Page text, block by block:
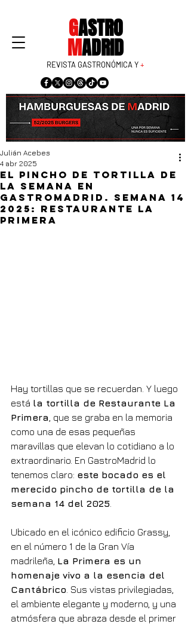
GASTRO
MADRID
REVISTA GASTRONÓMICA Y+
El pincho de tortilla de
la semana en
GastroMadrid. Semana 14
2025: Restaurante La
Primera
Julián Acebes
4 abr 2025
Hay tortillas que se recuerdan. Y luego
está la tortilla de Restaurante La
Primera , que se graba en la memoria
como una de esas pequeñas
maravillas que elevan lo cotidiano a lo
extraordinario. En GastroMadrid lo
tenemos claro: este bocado es el
merecido pincho de tortilla de la
semana 14 del 2025
Ubicado en el icónico edificio Grassy,
en el número 1 de la Gran Vía
madrileña, La Primera es un
homenaje vivo a la esencia del
Cantábrico . Sus vistas privilegiadas,
el ambiente elegante y moderno, y una
atmósfera que abraza desde el primer